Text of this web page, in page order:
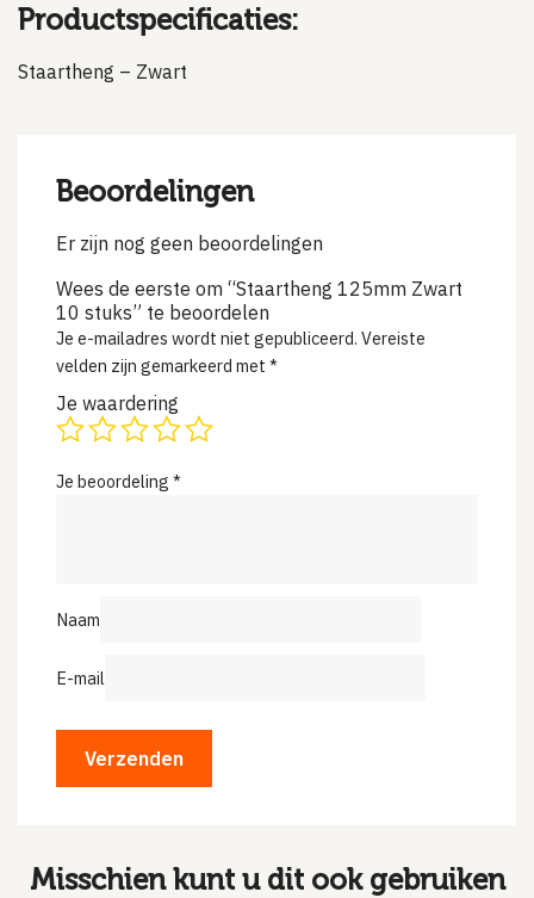
Productspecificaties:
Staartheng – Zwart
Beoordelingen
Er zijn nog geen beoordelingen
Wees de eerste om “Staartheng 125mm Zwart
10 stuks” te beoordelen
Je e-mailadres wordt niet gepubliceerd. Vereiste
velden zijn gemarkeerd met *
Je waardering
Je beoordeling *
Naam
E-mail
Misschien kunt u dit ook gebruiken